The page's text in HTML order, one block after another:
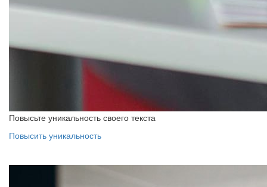
Повысьте уникальность своего текста
Повысить уникальность